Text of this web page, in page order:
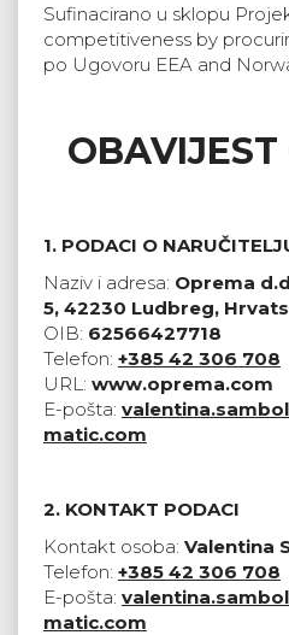
Sufinacirano u sklopu
competitiveness by
po Ugovoru EEA and
1. PODACI O
Naziv i adresa: Oprema
5, 42230 Ludbreg,
OIB: 62566427718
Telefon: +385 42 306 708
URL: www.oprema.com
E-pošta:
matic.com
2. KONTAKT PODACI
Kontakt osoba: Valentina
Telefon: +385 42 306 708
E-pošta:
matic.com